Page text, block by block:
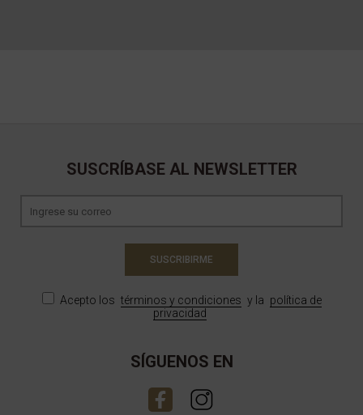
SUSCRÍBASE AL NEWSLETTER
SUSCRIBIRME
Acepto los términos y condiciones y la política de
privacidad
SÍGUENOS EN